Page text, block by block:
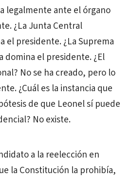
legalmente ante el órgano
¿La Junta Central
el presidente. ¿La Suprema
domina el presidente. ¿El
No se ha creado, pero lo
¿Cuál es la instancia que
de que Leonel sí puede
No existe.
a la reelección en
la Constitución la prohibía,